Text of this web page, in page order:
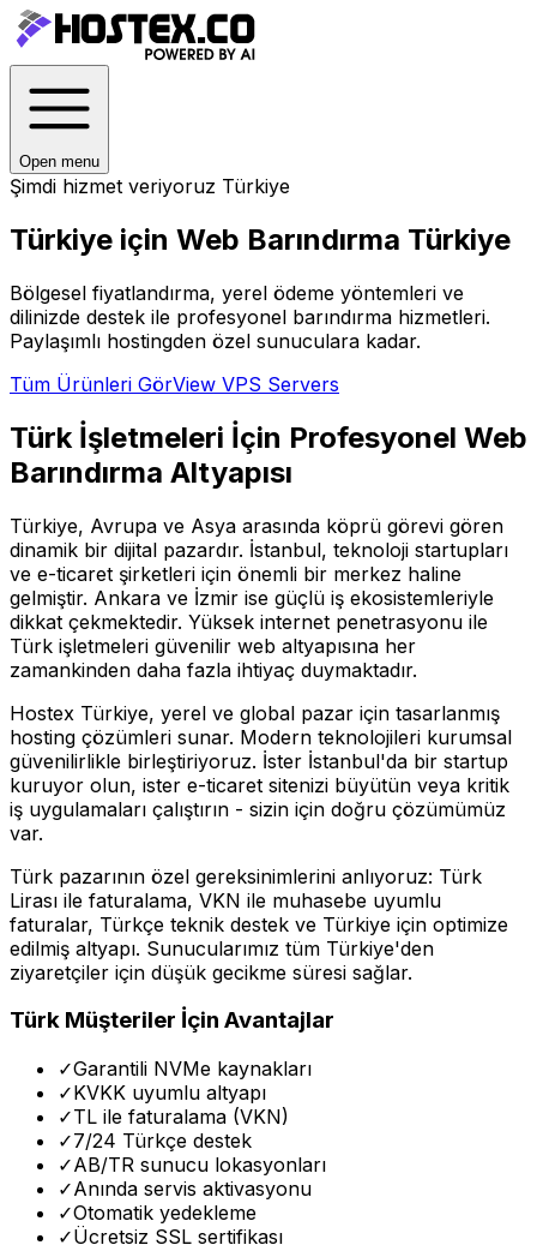
Open menu
Şimdi hizmet veriyoruz Türkiye
Türkiye için Web Barındırma Türkiye
Bölgesel fiyatlandırma, yerel ödeme yöntemleri ve
dilinizde destek ile profesyonel barındırma hizmetleri.
Paylaşımlı hostingden özel sunuculara kadar.
Tüm Ürünleri GörView VPS Servers
Türk İşletmeleri İçin Profesyonel Web
Barındırma Altyapısı
Türkiye, Avrupa ve Asya arasında köprü görevi gören
dinamik bir dijital pazardır. İstanbul, teknoloji startupları
ve e-ticaret şirketleri için önemli bir merkez haline
gelmiştir. Ankara ve İzmir ise güçlü iş ekosistemleriyle
dikkat çekmektedir. Yüksek internet penetrasyonu ile
Türk işletmeleri güvenilir web altyapısına her
zamankinden daha fazla ihtiyaç duymaktadır.
Hostex Türkiye, yerel ve global pazar için tasarlanmış
hosting çözümleri sunar. Modern teknolojileri kurumsal
güvenilirlikle birleştiriyoruz. İster İstanbul'da bir startup
kuruyor olun, ister e-ticaret sitenizi büyütün veya kritik
iş uygulamaları çalıştırın - sizin için doğru çözümümüz
var.
Türk pazarının özel gereksinimlerini anlıyoruz: Türk
Lirası ile faturalama, VKN ile muhasebe uyumlu
faturalar, Türkçe teknik destek ve Türkiye için optimize
edilmiş altyapı. Sunucularımız tüm Türkiye'den
ziyaretçiler için düşük gecikme süresi sağlar.
Türk Müşteriler İçin Avantajlar
✓Garantili NVMe kaynakları
✓KVKK uyumlu altyapı
✓TL ile faturalama (VKN)
✓7/24 Türkçe destek
✓AB/TR sunucu lokasyonları
✓Anında servis aktivasyonu
✓Otomatik yedekleme
✓Ücretsiz SSL sertifikası